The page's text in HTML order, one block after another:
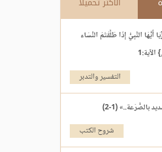
أَيُّهَا النَّبِيُّ إِذَا طَلَّقْتُمُ النِّسَاء
التفسير والتدبر
بالصُّرَعة..» (1-2)
شروح الكتب